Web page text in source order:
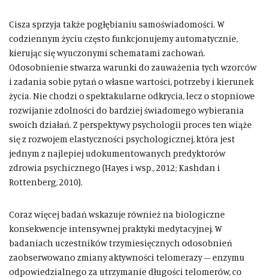
Cisza sprzyja także pogłębianiu samoświadomości. W
codziennym życiu często funkcjonujemy automatycznie,
kierując się wyuczonymi schematami zachowań.
Odosobnienie stwarza warunki do zauważenia tych wzorców
i zadania sobie pytań o własne wartości, potrzeby i kierunek
życia. Nie chodzi o spektakularne odkrycia, lecz o stopniowe
rozwijanie zdolności do bardziej świadomego wybierania
swoich działań. Z perspektywy psychologii proces ten wiąże
się z rozwojem elastyczności psychologicznej, która jest
jednym z najlepiej udokumentowanych predyktorów
zdrowia psychicznego (Hayes i wsp., 2012; Kashdan i
Rottenberg, 2010).
Coraz więcej badań wskazuje również na biologiczne
konsekwencje intensywnej praktyki medytacyjnej. W
badaniach uczestników trzymiesięcznych odosobnień
zaobserwowano zmiany aktywności telomerazy – enzymu
odpowiedzialnego za utrzymanie długości telomerów, co